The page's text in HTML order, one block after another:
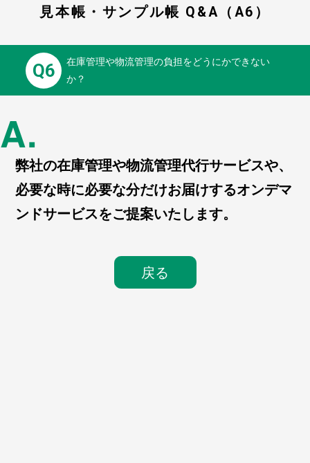
見本帳・サンプル帳 Q&A（A6）
Q6
在庫管理や物流管理の負担をどうにかできない
か？
A.
弊社の在庫管理や物流管理代行サービスや、
必要な時に必要な分だけお届けするオンデマ
ンドサービスをご提案いたします。
戻る